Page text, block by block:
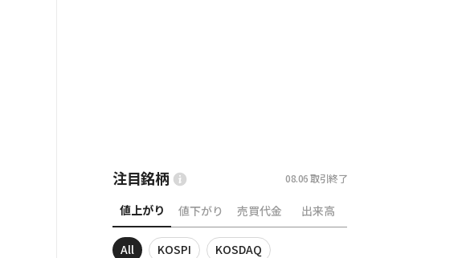
注目銘柄 08.06 取引終了
値上がり 値下がり 売買代金 出来高
All KOSPI KOSDAQ